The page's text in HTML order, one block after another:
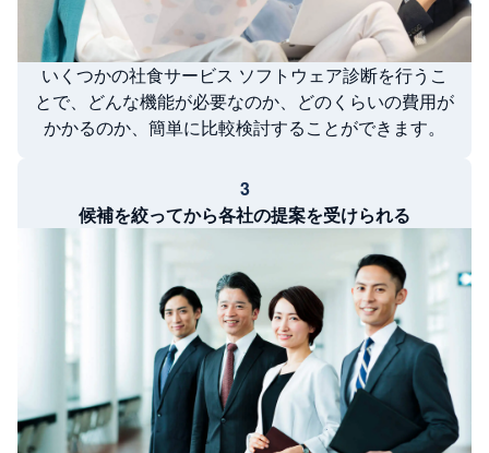
いくつかの社食サービス ソフトウェア診断を行うこ
とで、どんな機能が必要なのか、どのくらいの費用が
かかるのか、簡単に比較検討することができます。
3
候補を絞ってから各社の提案を受けられる